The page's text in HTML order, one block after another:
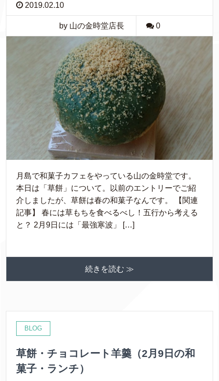
2019.02.10
by 山の金時堂店長 0
月島で和菓子カフェをやっている山の金時堂です。
本日は「草餅」について。以前のエントリーでご紹
介しましたが、草餅は春の和菓子なんです。 【関連
記事】 春には草もちを食べるべし！五行から考える
と？ 2月9日には「最強寒波」 […]
続きを読む ≫
BLOG
草餅・チョコレート羊羹（2月9日の和
菓子・ランチ）